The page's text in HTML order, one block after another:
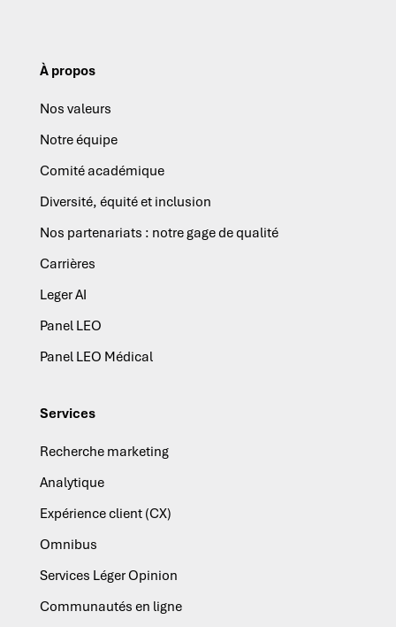
À propos
Nos valeurs
Notre équipe
Comité académique
Diversité, équité et inclusion
Nos partenariats : notre gage de qualité
Carrières
Leger AI
Panel LEO
Panel LEO Médical
Services
Recherche marketing
Analytique
Expérience client (CX)
Omnibus
Services Léger Opinion
Communautés en ligne